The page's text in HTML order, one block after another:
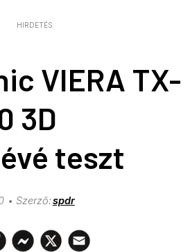
HIRDETÉS
VIERA TX-
3D
teszt
spdr